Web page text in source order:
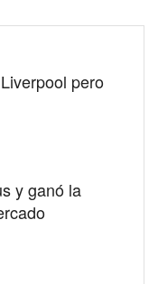
pero
y ganó la